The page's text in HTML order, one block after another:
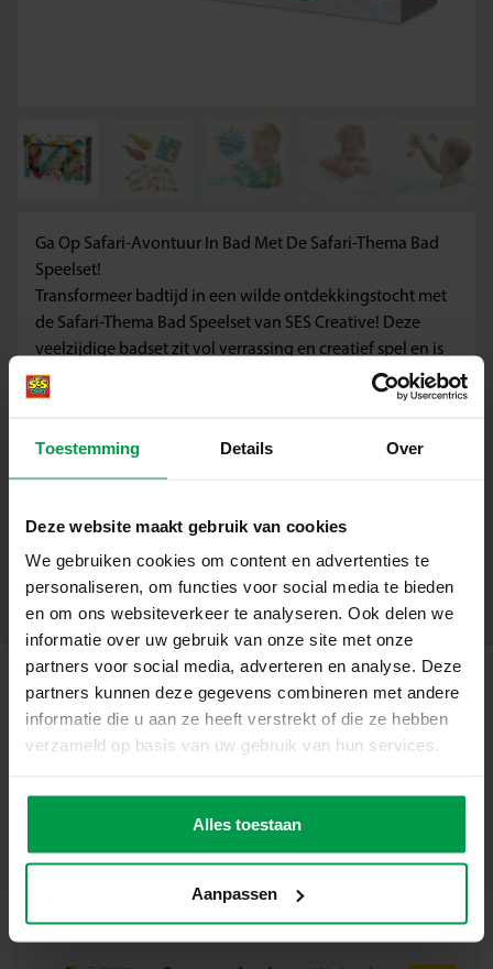
Toestemming Details Over
Deze website maakt gebruik van cookies
We gebruiken cookies om content en advertenties te
personaliseren, om functies voor social media te bieden
en om ons websiteverkeer te analyseren. Ook delen we
informatie over uw gebruik van onze site met onze
partners voor social media, adverteren en analyse. Deze
partners kunnen deze gegevens combineren met andere
informatie die u aan ze heeft verstrekt of die ze hebben
verzameld op basis van uw gebruik van hun services.
Alles toestaan
Aanpassen
Ga Op Safari-Avontuur In Bad Met De Safari-Thema Bad
Speelset!
Transformeer badtijd in een wilde ontdekkingstocht met
de Safari-Thema Bad Speelset van SES Creative! Deze
veelzijdige badset zit vol verrassing en creatief spel en is
perfect voor kleine avonturiers vanaf 10 maanden.
1 kleur-met-water badboek (8 pagina’s)
Unieke Eigenschappen:
Betoverend kleurboek: voeg water toe en zie de
afbeeldingen tot leven komen
Drijvende schuimfiguren die blijven plakken aan natte
oppervlakken
Veilig, zacht en eenvoudig schoon te maken
Waarom Dit Perfect Voor Jou Is
Deze set biedt alles wat je nodig hebt om van badtijd een
creatief en leerzaam moment te maken. Je kind beleeft
Productnummer|
13229
Deel dit product
Gerelateerde producten
Trekdier 2 in 1
houten unicorn
Minimale